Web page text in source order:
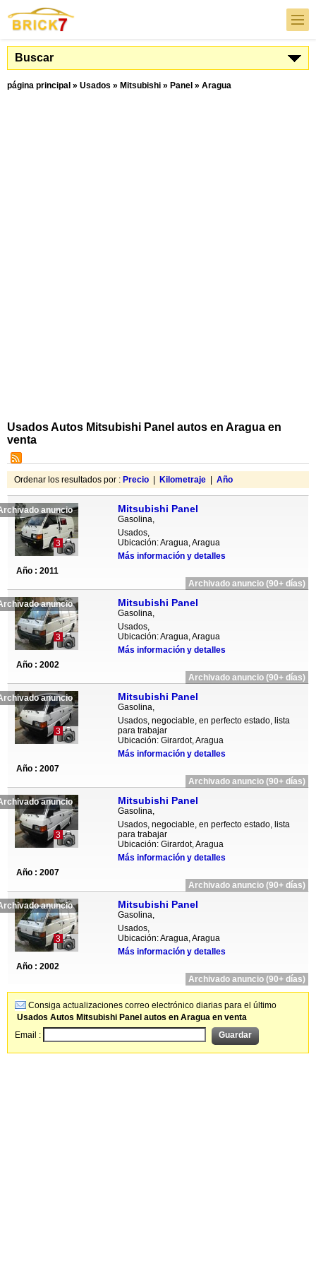
Buscar
página principal » Usados » Mitsubishi » Panel » Aragua
Usados Autos Mitsubishi Panel autos en Aragua en
venta
Ordenar los resultados por : Precio Kilometraje Año
anuncio
3
Mitsubishi Panel
Gasolina,
Usados,
Ubicación: Aragua, Aragua
Más información y detalles
Año : 2011
Archivado anuncio (90+ días)
anuncio
3
Mitsubishi Panel
Gasolina,
Usados,
Ubicación: Aragua, Aragua
Más información y detalles
Año : 2002
Archivado anuncio (90+ días)
anuncio
3
Mitsubishi Panel
Gasolina,
Usados, negociable, en perfecto estado, lista
para trabajar
Ubicación: Girardot, Aragua
Más información y detalles
Año : 2007
Archivado anuncio (90+ días)
anuncio
3
Mitsubishi Panel
Gasolina,
Usados, negociable, en perfecto estado, lista
para trabajar
Ubicación: Girardot, Aragua
Más información y detalles
Año : 2007
Archivado anuncio (90+ días)
anuncio
3
Mitsubishi Panel
Gasolina,
Usados,
Ubicación: Aragua, Aragua
Más información y detalles
Año : 2002
Archivado anuncio (90+ días)
Consiga actualizaciones correo electrónico diarias para el último
Usados Autos Mitsubishi Panel autos en Aragua en venta
Email :